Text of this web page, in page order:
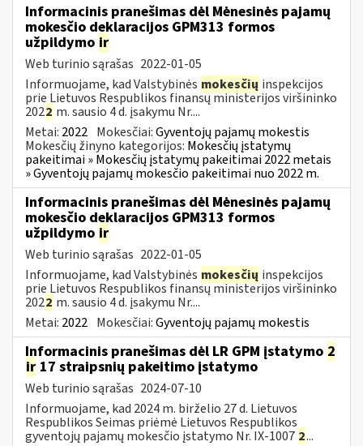
Informacinis pranešimas dėl Mėnesinės pajamų
mokesčio deklaracijos GPM313 formos
užpildymo ir
Web turinio sąrašas 2022-01-05
Informuojame, kad Valstybinės mokesčių inspekcijos
prie Lietuvos Respublikos finansų ministerijos viršininko
2022 m. sausio 4 d. įsakymu Nr....
Metai: 2022 Mokesčiai:Gyventojų pajamų mokestis
Mokesčių žinyno kategorijos: Mokesčių įstatymų
pakeitimai » Mokesčių įstatymų pakeitimai 2022 metais
» Gyventojų pajamų mokesčio pakeitimai nuo 2022 m.
Informacinis pranešimas dėl Mėnesinės pajamų
mokesčio deklaracijos GPM313 formos
užpildymo ir
Web turinio sąrašas 2022-01-05
Informuojame, kad Valstybinės mokesčių inspekcijos
prie Lietuvos Respublikos finansų ministerijos viršininko
2022 m. sausio 4 d. įsakymu Nr....
Metai: 2022 Mokesčiai:Gyventojų pajamų mokestis
Informacinis pranešimas dėl LR GPM įstatymo 2
ir 17 straipsnių pakeitimo įstatymo
Web turinio sąrašas 2024-07-10
Informuojame, kad 2024 m. birželio 27 d. Lietuvos
Respublikos Seimas priėmė Lietuvos Respublikos
gyventojų pajamų mokesčio įstatymo Nr. IX-1007 2...